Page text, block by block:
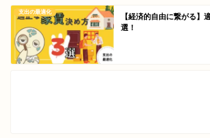
支出の最適化
【経済的自由に繋がる】
選！